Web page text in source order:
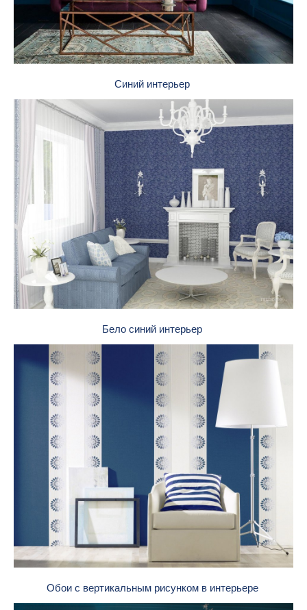
Синий интерьер
Бело синий интерьер
Обои с вертикальным рисунком в интерьере